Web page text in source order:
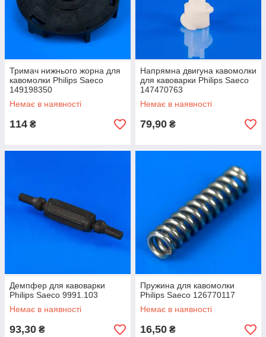
Тримач нижнього жорна для
кавомолки Philips Saeco
149198350
Немає в наявності
114 ₴
Напрямна двигуна кавомолки
для кавоварки Philips Saeco
147470763
Немає в наявності
79,90 ₴
Демпфер для кавоварки
Philips Saeco 9991.103
Немає в наявності
93,30 ₴
Пружина для кавомолки
Philips Saeco 126770117
Немає в наявності
16,50 ₴